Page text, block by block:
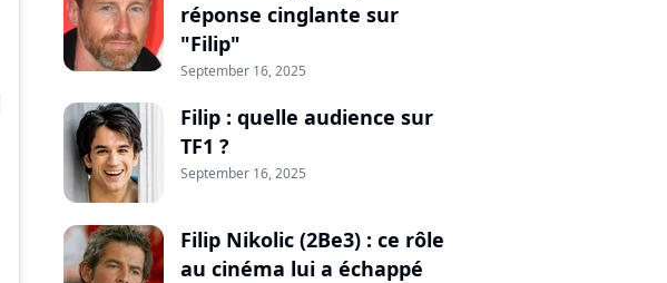
réponse cinglante sur
"Filip"
September 16, 2025
Filip : quelle audience sur
TF1 ?
September 16, 2025
Filip Nikolic (2Be3) : ce rôle
au cinéma lui a échappé